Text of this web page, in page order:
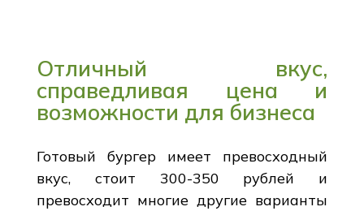
Отличный вкус,
справедливая цена и
возможности для бизнеса
Готовый бургер имеет превосходный
вкус, стоит 300-350 рублей и
превосходит многие другие варианты